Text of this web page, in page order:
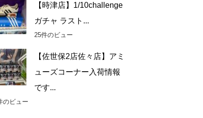
【時津店】1/10challenge
ガチャ ラスト...
25件のビュー
【佐世保2店佐々店】アミ
ューズコーナー入荷情報
です...
のビュー